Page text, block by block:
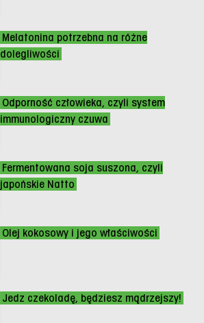
Melatonina potrzebna na różne
dolegliwości
Odporność człowieka, czyli system
immunologiczny czuwa
Fermentowana soja suszona, czyli
japońskie Natto
Olej kokosowy i jego właściwości
Jedz czekoladę, będziesz mądrzejszy!